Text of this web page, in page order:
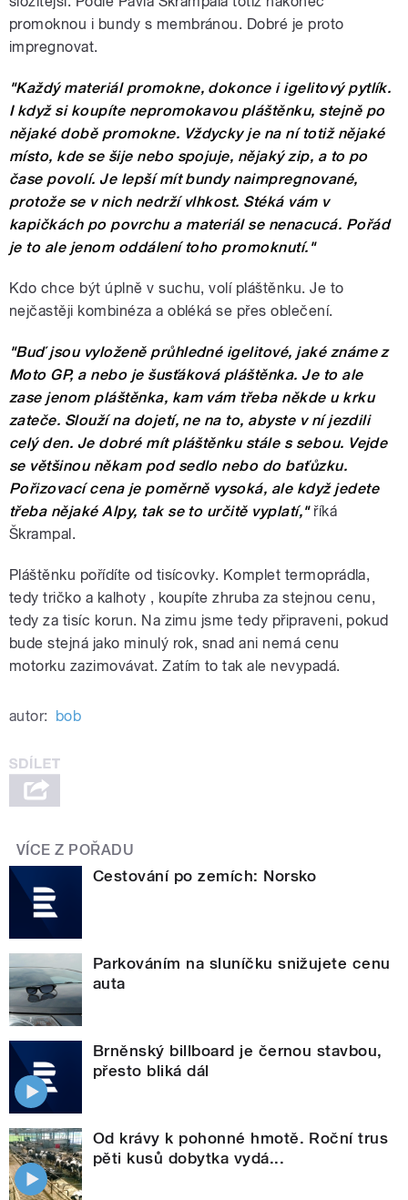
promoknou i bundy s membránou. Dobré je proto
impregnovat.
"Každý materiál promokne, dokonce i igelitový pytlík.
I když si koupíte nepromokavou pláštěnku, stejně po
nějaké době promokne. Vždycky je na ní totiž nějaké
místo, kde se šije nebo spojuje, nějaký zip, a to po
čase povolí. Je lepší mít bundy naimpregnované,
protože se v nich nedrží vlhkost. Stéká vám v
kapičkách po povrchu a materiál se nenacucá. Pořád
je to ale jenom oddálení toho promoknutí."
Kdo chce být úplně v suchu, volí pláštěnku. Je to
nejčastěji kombinéza a obléká se přes oblečení.
"Buď jsou vyloženě průhledné igelitové, jaké známe z
Moto GP, a nebo je šusťáková pláštěnka. Je to ale
zase jenom pláštěnka, kam vám třeba někde u krku
zateče. Slouží na dojetí, ne na to, abyste v ní jezdili
celý den. Je dobré mít pláštěnku stále s sebou. Vejde
se většinou někam pod sedlo nebo do baťůzku.
Pořizovací cena je poměrně vysoká, ale když jedete
třeba nějaké Alpy, tak se to určitě vyplatí,"říká
Škrampal.
Pláštěnku pořídíte od tisícovky. Komplet termoprádla,
tedy tričko a kalhoty , koupíte zhruba za stejnou cenu,
tedy za tisíc korun. Na zimu jsme tedy připraveni, pokud
bude stejná jako minulý rok, snad ani nemá cenu
motorku zazimovávat. Zatím to tak ale nevypadá.
autor: bob
VÍCE Z POŘADU
Cestování po zemích: Norsko
Parkováním na sluníčku snižujete cenu
auta
Brněnský billboard je černou stavbou,
přesto bliká dál
Od krávy k pohonné hmotě. Roční trus
pěti kusů dobytka vydá...